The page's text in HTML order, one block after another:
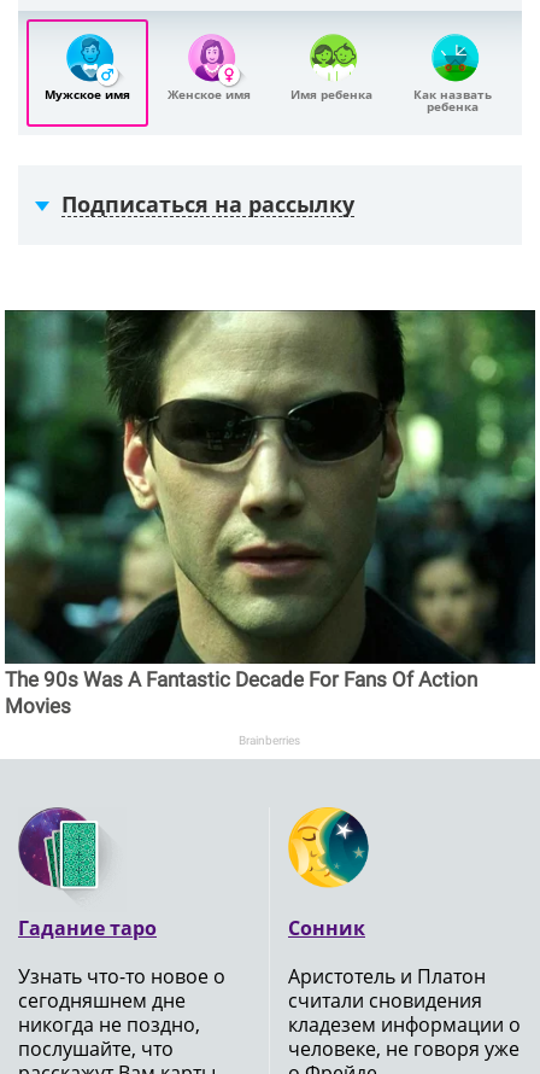
Мужское имя Женское имя Имя ребенка Как назвать
ребенка
Подписаться на рассылку
The 90s Was A Fantastic Decade For Fans Of Action
Movies
Brainberries
Гадание таро
Узнать что-то новое о
сегодняшнем дне
никогда не поздно,
послушайте, что
Сонник
Аристотель и Платон
считали сновидения
кладезем информации о
человеке, не говоря уже